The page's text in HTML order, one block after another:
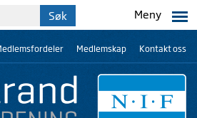
Meny
Medlemskap Kontakt oss